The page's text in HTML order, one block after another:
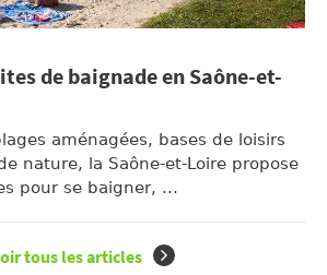
de baignade en Saône-et-
aménagées, bases de loisirs
nature, la Saône-et-Loire propose
pour se baigner, ...
tous les articles